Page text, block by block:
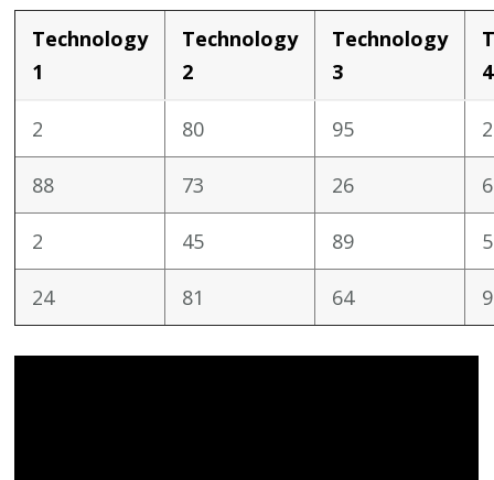
Technology
1
Technology
2
Technology
3
4
2 80 95
88 73 26
2 45 89
24 81 64